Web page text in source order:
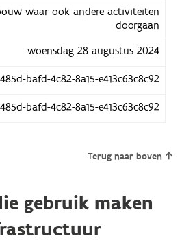
waar ook andere activiteiten
doorgaan
woensdag 28 augustus 2024
bafd-4c82-8a15-e413c63c8c92
bafd-4c82-8a15-e413c63c8c92
Terug naar boven
gebruik maken